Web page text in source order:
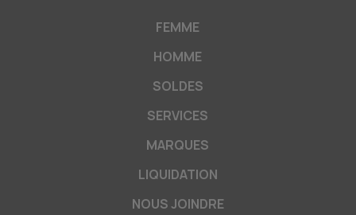
FEMME
HOMME
SOLDES
SERVICES
MARQUES
LIQUIDATION
NOUS JOINDRE